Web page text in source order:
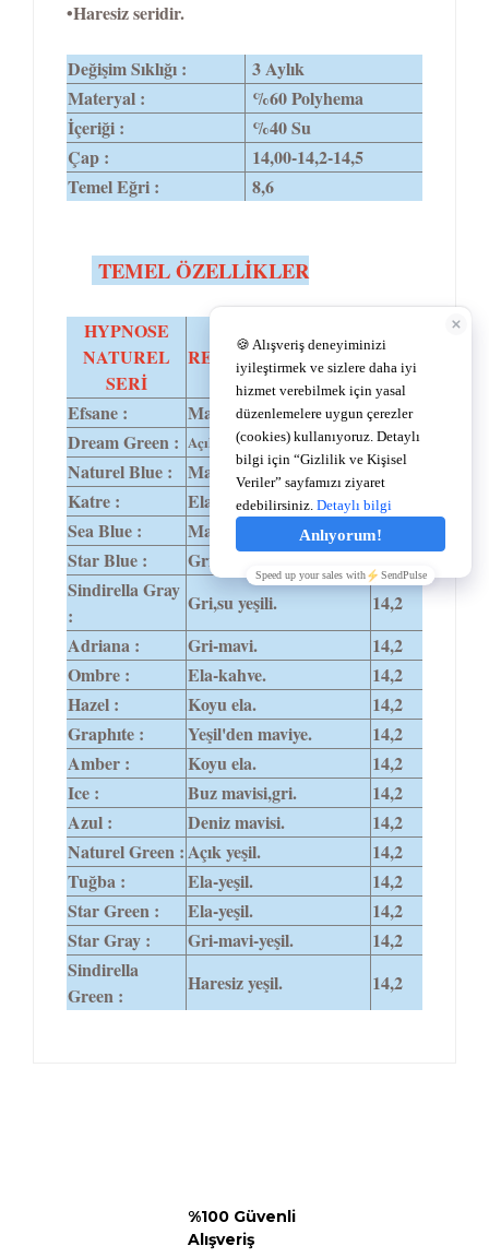
•Haresiz seridir.
Değişim Sıklığı :
3 Aylık
Materyal :
%60 Polyhema
İçeriği :
%40 Su
Çap :
14,00-14,2-14,5
Temel Eğri :
8,6
TEMEL ÖZELLİKLER
HYPNOSE
NATUREL
SERİ
RENK TONU DIA
Efsane : Mavi-ela-gri
14,2
Dream Green : Açık yeşil.
14,0
Naturel Blue :
Mavi,zümrüt yeşili.
14,0
Katre :
Ela-bal arası.
14,0
Sea Blue :
Mavi.
14,0
Star Blue :
Gri-mavi.
14,2
Sindirella Gray
:
Gri,su yeşili.
14,2
Adriana :
Gri-mavi.
14,2
Ombre :
Ela-kahve.
14,2
Hazel :
Koyu ela.
14,2
Graphıte :
Yeşil'den maviye.
14,2
Amber :
Koyu ela.
14,2
Ice :
Buz mavisi,gri.
14,2
Azul :
Deniz mavisi.
14,2
Naturel Green :Açık yeşil.
14,2
Tuğba :
Ela-yeşil.
14,2
Star Green :
Ela-yeşil.
14,2
Star Gray :
Gri-mavi-yeşil.
14,2
Sindirella
Green :
Haresiz yeşil. 14,2
%100 Güvenli
Alışveriş